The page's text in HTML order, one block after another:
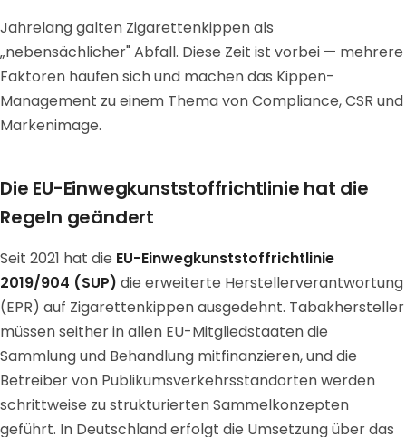
Jahrelang galten Zigarettenkippen als
„nebensächlicher" Abfall. Diese Zeit ist vorbei — mehrere
Faktoren häufen sich und machen das Kippen-
Management zu einem Thema von Compliance, CSR und
Markenimage.
Die EU-Einwegkunststoffrichtlinie hat die
Regeln geändert
Seit 2021 hat die EU-Einwegkunststoffrichtlinie
2019/904 (SUP) die erweiterte Herstellerverantwortung
(EPR) auf Zigarettenkippen ausgedehnt. Tabakhersteller
müssen seither in allen EU-Mitgliedstaaten die
Sammlung und Behandlung mitfinanzieren, und die
Betreiber von Publikumsverkehrsstandorten werden
schrittweise zu strukturierten Sammelkonzepten
geführt. In Deutschland erfolgt die Umsetzung über das